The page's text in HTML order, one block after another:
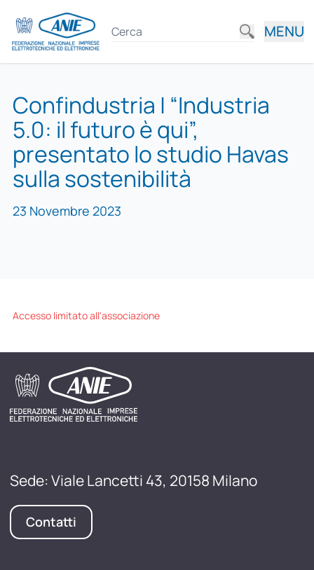
MENU
Confindustria | “Industria
5.0: il futuro è qui”,
presentato lo studio Havas
sulla sostenibilità
23 Novembre 2023
Accesso limitato all'associazione
Sede: Viale Lancetti 43, 20158 Milano
Contatti